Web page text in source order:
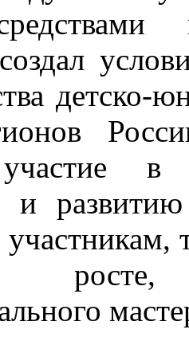
детско-
в
и